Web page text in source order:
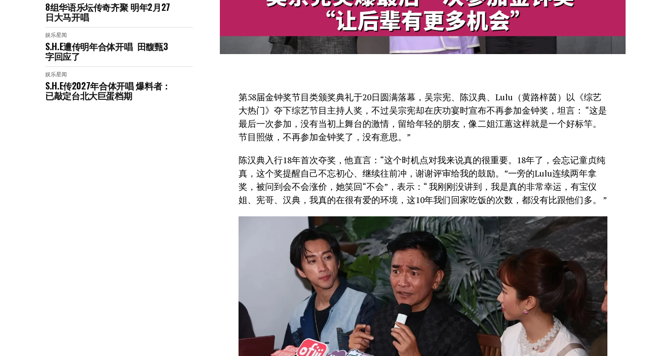
8组华语乐坛传奇⻬聚 明年2月27
日大马开唱
娱乐星闻
S.H.E遭传明年合体开唱 田馥甄3
字回应了
娱乐星闻
S.H.E传2027年合体开唱 爆料者：
已敲定台北大巨蛋档期
第58届金钟奖节目类颁奖典礼于20日圆满落幕，吴宗宪、陈汉典、Lulu（黄路梓茵）以《综艺
大热门》夺下综艺节目主持人奖，不过吴宗宪却在庆功宴时宣布不再参加金钟奖，坦言： “这是
最后一次参加，没有当初上舞台的激情，留给年轻的朋友，像二姐江蕙这样就是一个好标竿。
节目照做，不再参加金钟奖了，没有意思。”
陈汉典入行18年首次夺奖，他直言：“这个时机点对我来说真的很重要。18年了，会忘记童贞纯
真，这个奖提醒自己不忘初心、继续往前冲，谢谢评审给我的鼓励。”一旁的Lulu连续两年拿
奖，被问到会不会涨价，她笑回“不会”，表示：“ 我刚刚没讲到，我是真的非常幸运，有宝仪
姐、宪哥、汉典，我真的在很有爱的环境，这10年我们回家吃饭的次数，都没有比跟他们多。 ”